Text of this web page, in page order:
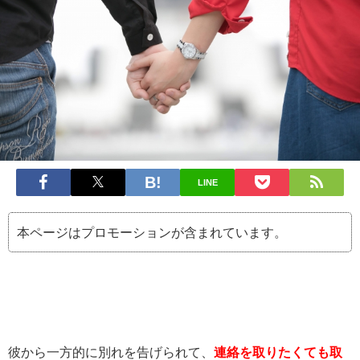
LINE
本ページはプロモーションが含まれています。
彼から一方的に別れを告げられて、 連絡を取りたくても取